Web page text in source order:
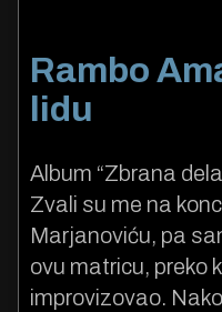
Rambo
lidu
Album “Zbrana
Zvali su me na
Marjanoviću, pa
ovu matricu, preko
improvizovao.